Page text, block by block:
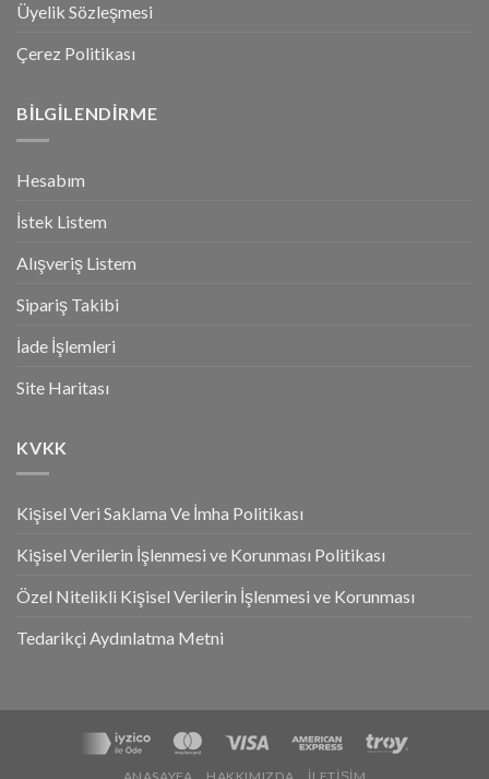
Üyelik Sözleşmesi
Çerez Politikası
BILGILENDIRME
Hesabım
İstek Listem
Alışveriş Listem
Sipariş Takibi
İade İşlemleri
Site Haritası
KVKK
Kişisel Veri Saklama Ve İmha Politikası
Kişisel Verilerin İşlenmesi ve Korunması Politikası
Özel Nitelikli Kişisel Verilerin İşlenmesi ve Korunması
Tedarikçi Aydınlatma Metni